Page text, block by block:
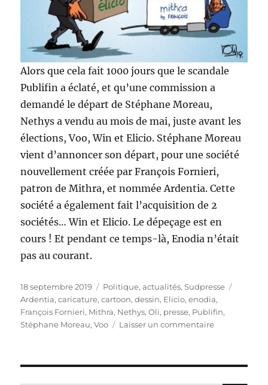
Alors que cela fait 1000 jours que le scandale
Publifin a éclaté, et qu’une commission a
demandé le départ de Stéphane Moreau,
Nethys a vendu au mois de mai, juste avant les
élections, Voo, Win et Elicio. Stéphane Moreau
vient d’annoncer son départ, pour une société
nouvellement créée par François Fornieri,
patron de Mithra, et nommée Ardentia. Cette
société a également fait l’acquisition de 2
sociétés… Win et Elicio. Le dépeçage est en
cours ! Et pendant ce temps-là, Enodia n’était
pas au courant.
Publié
le
18 septembre 2019 Catégories
Politique, actualités,Sudpresse
Ardentia,caricature,cartoon,dessin, Elicio,enodia,
François Fornieri, Mithra, Nethys,Oli, presse, Publifin,
Stéphane Moreau,Voo Laisser un commentairesur